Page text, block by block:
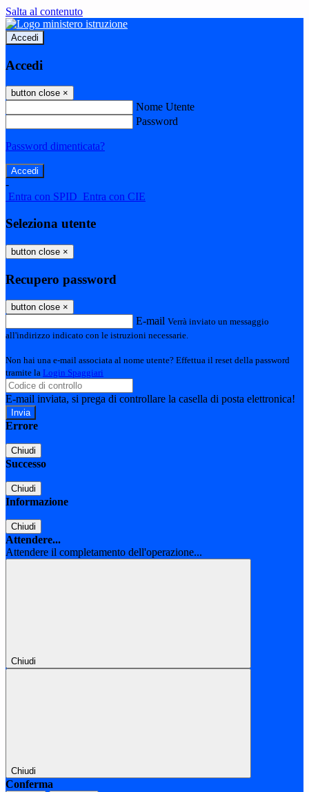
Salta al contenuto
Accedi
Accedi
button close ×
Nome Utente
Password
Password dimenticata?
-
Entra con SPID Entra con CIE
Seleziona utente
button close ×
Recupero password
button close ×
E-mail Verrà inviato un messaggio
all'indirizzo indicato con le istruzioni necessarie.
Non hai una e-mail associata al nome utente? Effettua il reset della password
tramite la Login Spaggiari
E-mail inviata, si prega di controllare la casella di posta elettronica!
Errore
Chiudi
Successo
Chiudi
Informazione
Chiudi
Attendere...
Attendere il completamento dell'operazione...
Chiudi
Chiudi
Conferma